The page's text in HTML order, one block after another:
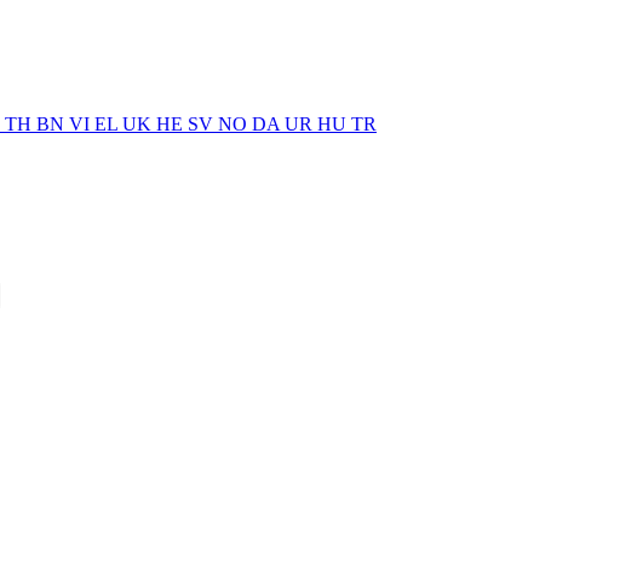
TH BN VI EL UK HE SV NO DA UR HU TR